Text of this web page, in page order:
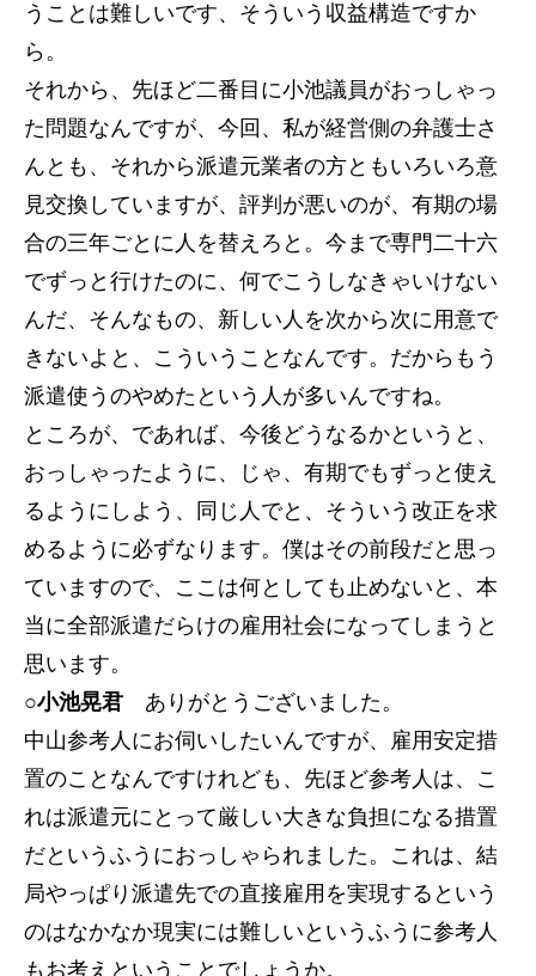
うことは難しいです、そういう収益構造ですか
ら。
それから、先ほど二番目に小池議員がおっしゃっ
た問題なんですが、今回、私が経営側の弁護士さ
んとも、それから派遣元業者の方ともいろいろ意
見交換していますが、評判が悪いのが、有期の場
合の三年ごとに人を替えろと。今まで専門二十六
でずっと行けたのに、何でこうしなきゃいけない
んだ、そんなもの、新しい人を次から次に用意で
きないよと、こういうことなんです。だからもう
派遣使うのやめたという人が多いんですね。
ところが、であれば、今後どうなるかというと、
おっしゃったように、じゃ、有期でもずっと使え
るようにしよう、同じ人でと、そういう改正を求
めるように必ずなります。僕はその前段だと思っ
ていますので、ここは何としても止めないと、本
当に全部派遣だらけの雇用社会になってしまうと
思います。
○小池晃君 ありがとうございました。
中山参考人にお伺いしたいんですが、雇用安定措
置のことなんですけれども、先ほど参考人は、こ
れは派遣元にとって厳しい大きな負担になる措置
だというふうにおっしゃられました。これは、結
局やっぱり派遣先での直接雇用を実現するという
のはなかなか現実には難しいというふうに参考人
もお考えということでしょうか。